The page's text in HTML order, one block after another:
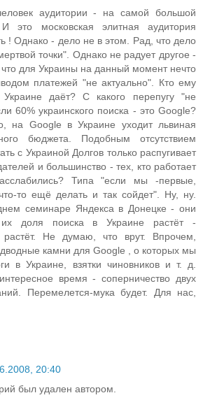
аудитории - на самой большой
это московская элитная аудитория
! Однако - дело не в этом. Рад, что дело
точки". Однако не радует другое -
что для Украины на данный момент нечто
платежей "не актуально". Кто ему
Украине даёт? С какого перепугу "не
60% украинского поиска - это Google?
на Google в Украине уходит львиная
бюджета. Подобным отсутствием
с Украиной Долгов только распугивает
и большинство - тех, кто работает
Типа "если мы -первые,
то ещё делать и так сойдет". Ну, ну.
семинаре Яндекса в Донецке - они
их доля поиска в Украине растёт -
Не думаю, что врут. Впрочем,
камни для Google , о которых мы
в Украине, взятки чиновников и т. д.
время - соперничество двух
Перемелется-мука будет. Для нас,
20:40
был удален автором.